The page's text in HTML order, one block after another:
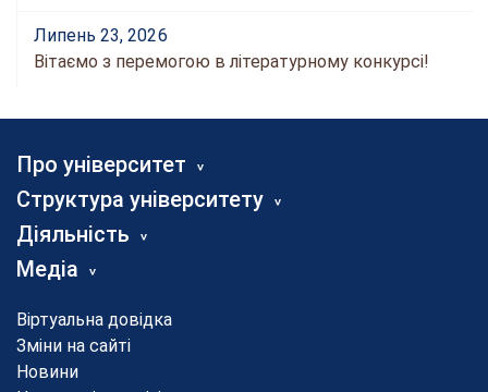
Липень 23, 2026
Вітаємо з перемогою в літературному конкурсі!
Про університет
Структура університету
Діяльність
Медіа
Віртуальна довідка
Зміни на сайті
Новини